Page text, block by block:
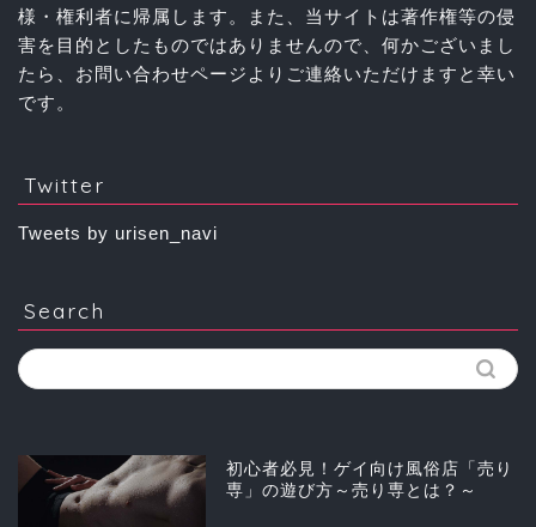
様・権利者に帰属します。また、当サイトは著作権等の侵
害を目的としたものではありませんので、何かございまし
たら、お問い合わせページよりご連絡いただけますと幸い
です。
Twitter
Tweets by urisen_navi
Search
初心者必見！ゲイ向け風俗店「売り
専」の遊び方～売り専とは？～